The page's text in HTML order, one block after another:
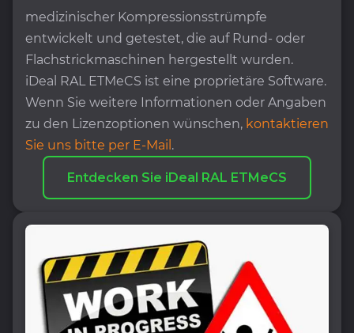
medizinischer Kompressionsstrümpfe
entwickelt und getestet, die auf Rund- oder
Flachstrickmaschinen hergestellt wurden.
iDeal RAL ETMeCS ist eine proprietäre Software.
Wenn Sie weitere Informationen oder Angaben
zu den Lizenzoptionen wünschen, kontaktieren
Sie uns bitte per E-Mail .
Entdecken Sie iDeal RAL ETMeCS